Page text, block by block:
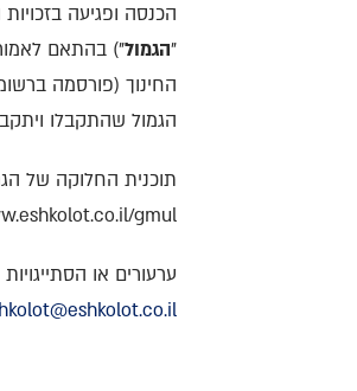
הכנסה ופגיעה
"הגמול") בהתאם לאמור בסעיפים 3ג ו-3ד
הגמול שהתקבלו ויתקבלו
תוכנית החלוקה של
gmul.
ערעורים או הסתייגויות